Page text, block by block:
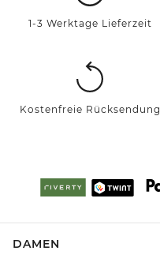
1-3 Werktage Lieferzeit
Kostenfreie Rücksendung
DAMEN